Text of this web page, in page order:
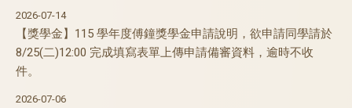
2026-07-14
【獎學金】115 學年度傅鐘獎學金申請說明，欲申請同學請於
8/25(二)12:00 完成填寫表單上傳申請備審資料，逾時不收
件。
2026-07-06